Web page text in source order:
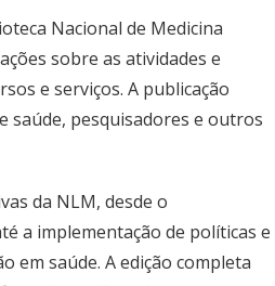
Nacional de Medicina
sobre as atividades e
e serviços. A publicação
saúde, pesquisadores e outros
da NLM, desde o
a implementação de políticas e
em saúde. A edição completa